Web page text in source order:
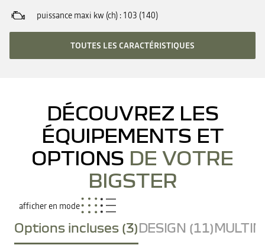
puissance maxi kw (ch) 103 (140)
TOUTES LES CARACTÉRISTIQUES
DÉCOUVREZ LES
ÉQUIPEMENTS ET
OPTIONS DE VOTRE
BIGSTER
afficher en mode
Options incluses (3)DESIGN (11)